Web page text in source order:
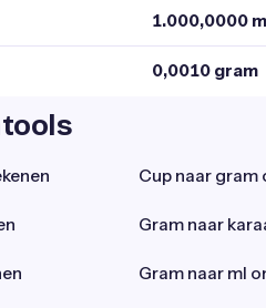
1.000,0000
0,0010 gram
Cup naar gram
Gram naar
Gram naar ml